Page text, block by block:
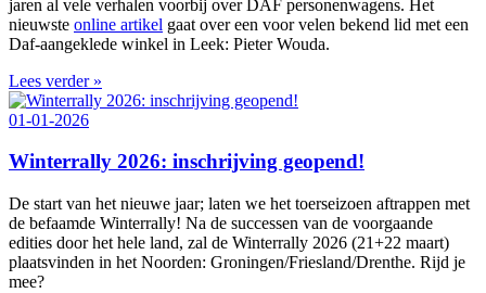
jaren al vele verhalen voorbij over DAF personenwagens. Het
nieuwste online artikel gaat over een voor velen bekend lid met een
Daf-aangeklede winkel in Leek: Pieter Wouda.
Lees verder »
01-01-2026
Winterrally 2026: inschrijving geopend!
De start van het nieuwe jaar; laten we het toerseizoen aftrappen met
de befaamde Winterrally! Na de successen van de voorgaande
edities door het hele land, zal de Winterrally 2026 (21+22 maart)
plaatsvinden in het Noorden: Groningen/Friesland/Drenthe. Rijd je
mee?